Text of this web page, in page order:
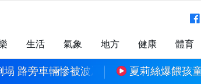
生活 氣象 地方 健康 體育
路旁車輛慘被波及 夏莉絲爆餵孩